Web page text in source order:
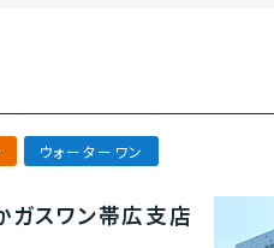
ウォーターワン
ガスワン帯広支店